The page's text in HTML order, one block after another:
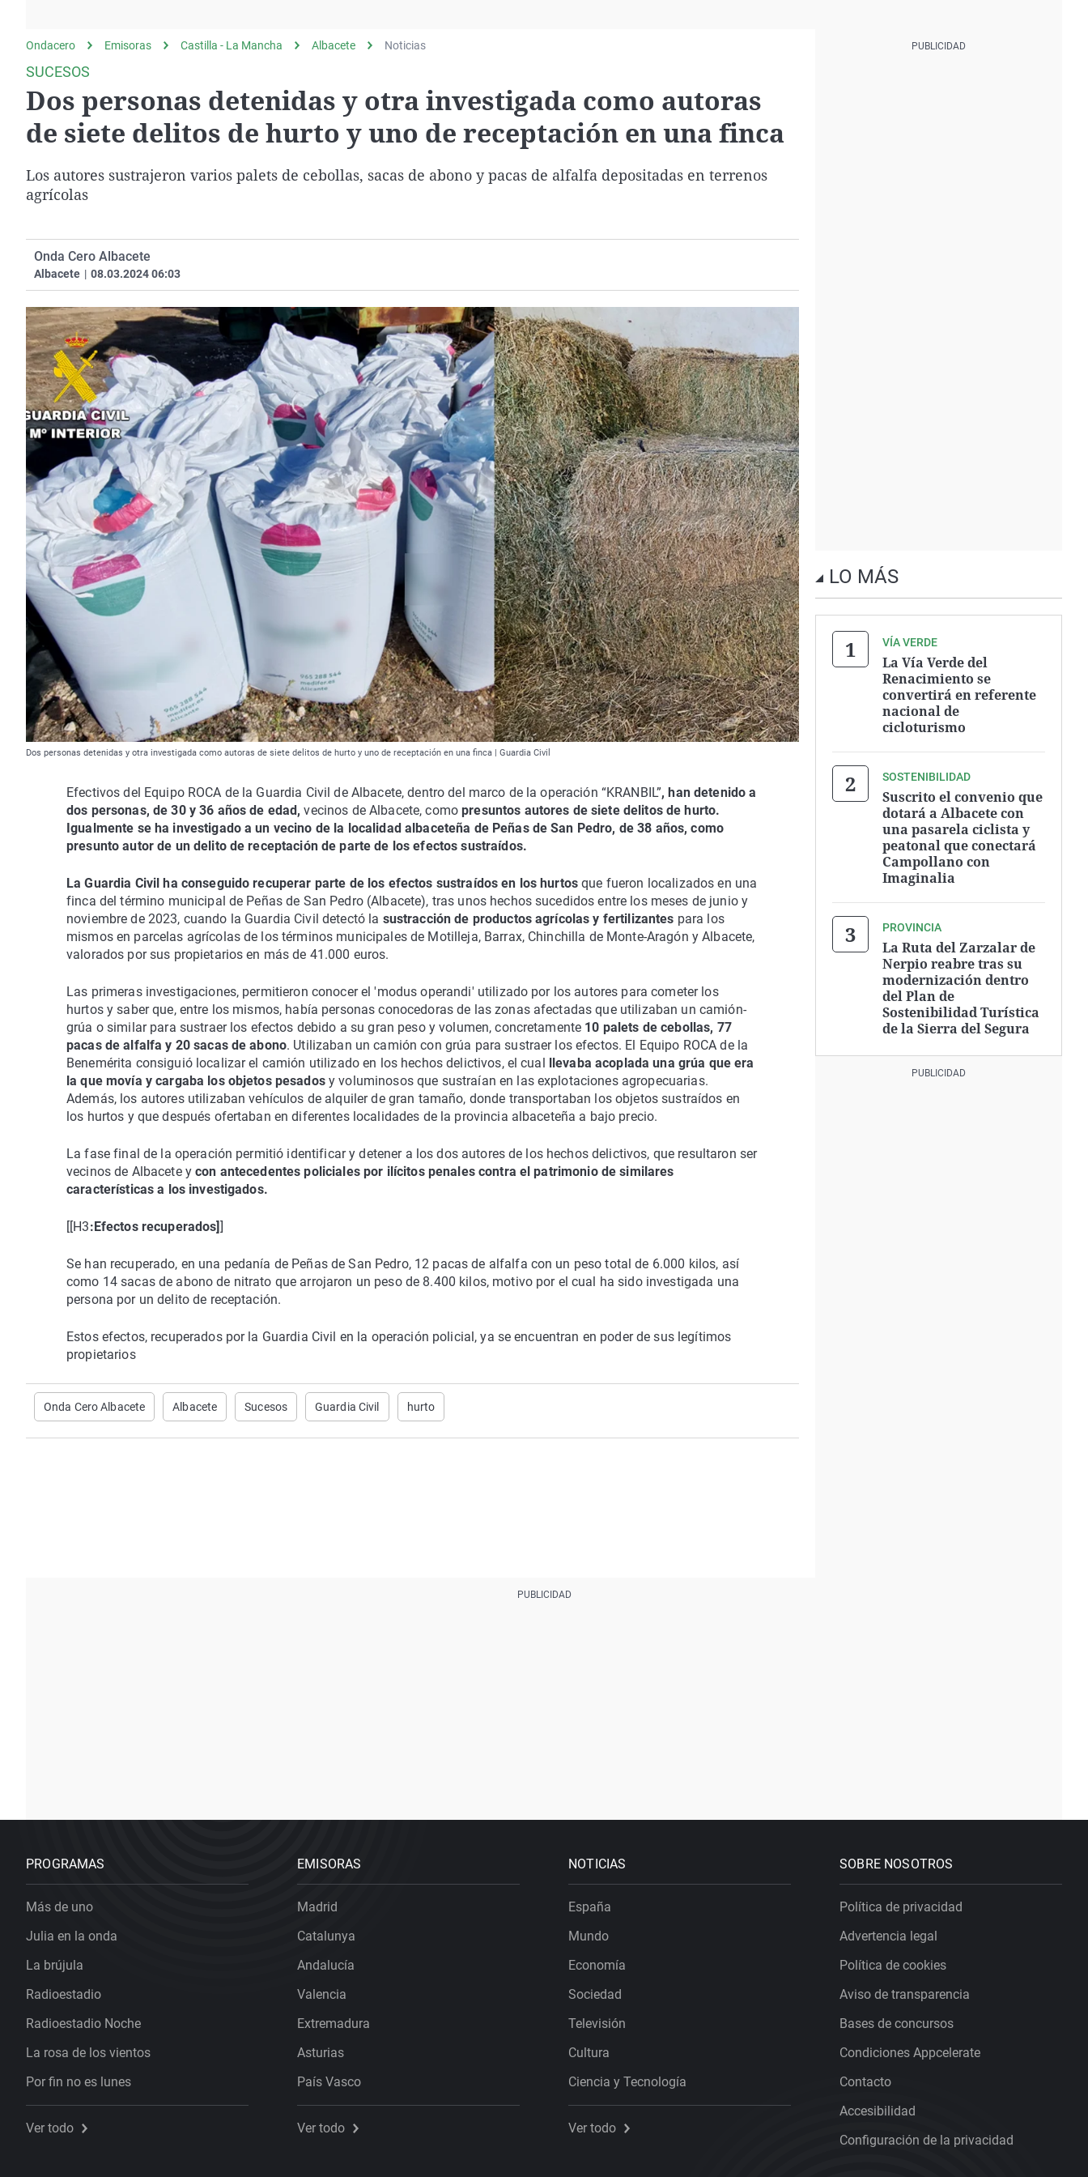
Operación Viuda
Negra
Navarra
Ondacero Emisoras Castilla - La Mancha Albacete Noticias
SUCESOS
Dos personas detenidas y otra investigada como autoras
de siete delitos de hurto y uno de receptación en una finca
Los autores sustrajeron varios palets de cebollas, sacas de abono y pacas de alfalfa depositadas en terrenos
agrícolas
Onda Cero Albacete
Albacete | 08.03.2024 06:03
Dos personas detenidas y otra investigada como autoras de siete delitos de hurto y uno de receptación en una finca | Guardia Civil
Efectivos del Equipo ROCA de la Guardia Civil de Albacete, dentro del marco de la operación “KRANBIL”, han detenido a
dos personas, de 30 y 36 años de edad, vecinos de Albacete, comopresuntos autores de siete delitos de hurto.
Igualmente se ha investigado a un vecino de la localidad albaceteña de Peñas de San Pedro, de 38 años, como
presunto autor de un delito de receptación de parte de los efectos sustraídos.
La Guardia Civil ha conseguido recuperar parte de los efectos sustraídos en los hurtos que fueron localizados en una
finca del término municipal de Peñas de San Pedro (Albacete), tras unos hechos sucedidos entre los meses de junio y
noviembre de 2023, cuando la Guardia Civil detectó la sustracción de productos agrícolas y fertilizantes para los
mismos en parcelas agrícolas de los términos municipales de Motilleja, Barrax, Chinchilla de Monte-Aragón y Albacete,
valorados por sus propietarios en más de 41.000 euros.
Las primeras investigaciones, permitieron conocer el 'modus operandi' utilizado por los autores para cometer los
hurtos y saber que, entre los mismos, había personas conocedoras de las zonas afectadas que utilizaban un camión-
grúa o similar para sustraer los efectos debido a su gran peso y volumen, concretamente 10 palets de cebollas, 77
pacas de alfalfa y 20 sacas de abono. Utilizaban un camión con grúa para sustraer los efectos. El Equipo ROCA de la
Benemérita consiguió localizar el camión utilizado en los hechos delictivos, el cual
llevaba acoplada una grúa que era
la que movía y cargaba los objetos pesadosy voluminosos que sustraían en las explotaciones agropecuarias.
Además, los autores utilizaban vehículos de alquiler de gran tamaño, donde transportaban los objetos sustraídos en
los hurtos y que después ofertaban en diferentes localidades de la provincia albaceteña a bajo precio.
La fase final de la operación permitió identificar y detener a los dos autores de los hechos delictivos, que resultaron ser
vecinos de Albacete ycon antecedentes policiales por ilícitos penales contra el patrimonio de similares
características a los investigados.
[[H3:Efectos recuperados]]
Se han recuperado, en una pedanía de Peñas de San Pedro, 12 pacas de alfalfa con un peso total de 6.000 kilos, así
como 14 sacas de abono de nitrato que arrojaron un peso de 8.400 kilos, motivo por el cual ha sido investigada una
persona por un delito de receptación.
Estos efectos, recuperados por la Guardia Civil en la operación policial, ya se encuentran en poder de sus legítimos
propietarios
Onda Cero Albacete Albacete Sucesos Guardia Civil hurto
LO MÁS
VÍA VERDE
La Vía Verde del
Renacimiento se
convertirá en referente
nacional de
cicloturismo
SOSTENIBILIDAD
Suscrito el convenio que
dotará a Albacete con
una pasarela ciclista y
peatonal que conectará
Campollano con
Imaginalia
PROVINCIA
La Ruta del Zarzalar de
Nerpio reabre tras su
modernización dentro
del Plan de
Sostenibilidad Turística
de la Sierra del Segura
PROGRAMAS
Más de uno
Julia en la onda
La brújula
Radioestadio
Radioestadio Noche
La rosa de los vientos
Por fin no es lunes
Ver todo
EMISORAS
Madrid
Catalunya
Andalucía
Valencia
Extremadura
Asturias
País Vasco
Ver todo
NOTICIAS
España
Mundo
Economía
Sociedad
Televisión
Cultura
Ciencia y Tecnología
Ver todo
SOBRE NOSOTROS
Política de privacidad
Advertencia legal
Política de cookies
Aviso de transparencia
Bases de concursos
Condiciones Appcelerate
Contacto
Accesibilidad
Configuración de la privacidad